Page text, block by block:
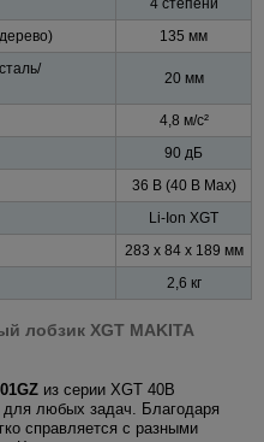
135 мм
20 мм
4,8 м/с²
90 дБ
36 В (40 В Max)
Li-Ion XGT
283 x 84 x 189 мм
2,6 кг
лобзик XGT MAKITA
из серии XGT 40В
для любых задач. Благодаря
справляется с разными